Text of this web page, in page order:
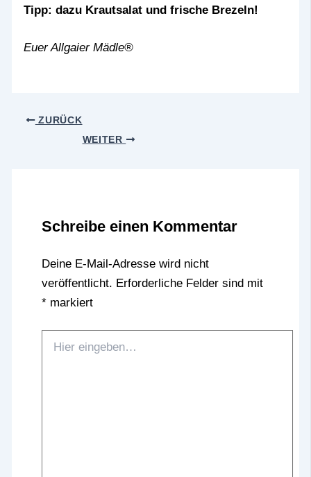
Tipp: dazu Krautsalat und frische Brezeln!
Euer Allgaier Mädle®
ZURÜCK
WEITER
Schreibe einen Kommentar
Deine E-Mail-Adresse wird nicht
veröffentlicht. Erforderliche Felder sind mit
*markiert
eingeben…